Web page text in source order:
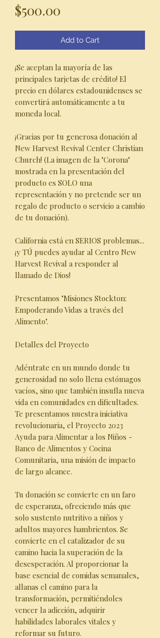
$500.00
Add to Cart
¡Se aceptan la mayoría de las
principales tarjetas de crédito! El
precio en dólares estadounidenses se
convertirá automáticamente a tu
moneda local.
¡Gracias por tu generosa donación al
New Harvest Revival Center Christian
Church! (La imagen de la "Corona"
mostrada en la presentación del
producto es SOLO una
representación y no pretende ser un
regalo de producto o servicio a cambio
de tu donación).
California está en SERIOS problemas...
¡y TÚ puedes ayudar al Centro New
Harvest Revival a responder al
llamado de Dios!
Presentamos "Misiones Stockton:
Empoderando Vidas a través del
Alimento".
Detalles del Proyecto
Adéntrate en un mundo donde tu
generosidad no solo llena estómagos
vacíos, sino que también insufla nueva
vida en comunidades en dificultades.
Te presentamos nuestra iniciativa
revolucionaria, el Proyecto 2023
Ayuda para Alimentar a los Niños -
Banco de Alimentos y Cocina
Comunitaria, una misión de impacto
de largo alcance.
Tu donación se convierte en un faro
de esperanza, ofreciendo más que
solo sustento nutritivo a niños y
adultos mayores hambrientos. Se
convierte en el catalizador de su
camino hacia la superación de la
desesperación. Al proporcionar la
base esencial de comidas semanales,
allanas el camino para la
transformación, permitiéndoles
vencer la adicción, adquirir
habilidades laborales vitales y
reformar su futuro.